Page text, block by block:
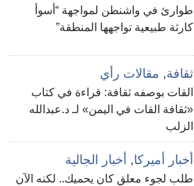
طوارئ في واشنطن لمواجهة “أسوأ
كارثة طبيعية تواجهها المنطقة”
ثقافة, مقالات رأي
القات بوصفه ثقافة: قراءة في كتاب
«ثقافة القات في اليمن» لـ د.عبدالله
الزلب
أخبار أميركا, أخبار الجالية
طلب لجوء معلق كان يحميك.. لكنه الآن